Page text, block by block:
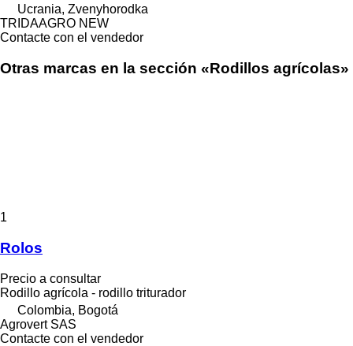
Ucrania, Zvenyhorodka
TRIDAAGRO NEW
Contacte con el vendedor
Otras marcas en la sección «Rodillos agrícolas»
1
Rolos
Precio a consultar
Rodillo agrícola - rodillo triturador
Colombia, Bogotá
Agrovert SAS
Contacte con el vendedor